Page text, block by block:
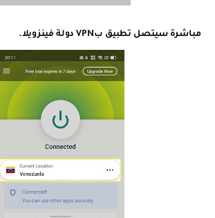
مباشرة سيتصل تطبيق بVPN دولة فينزويلا.